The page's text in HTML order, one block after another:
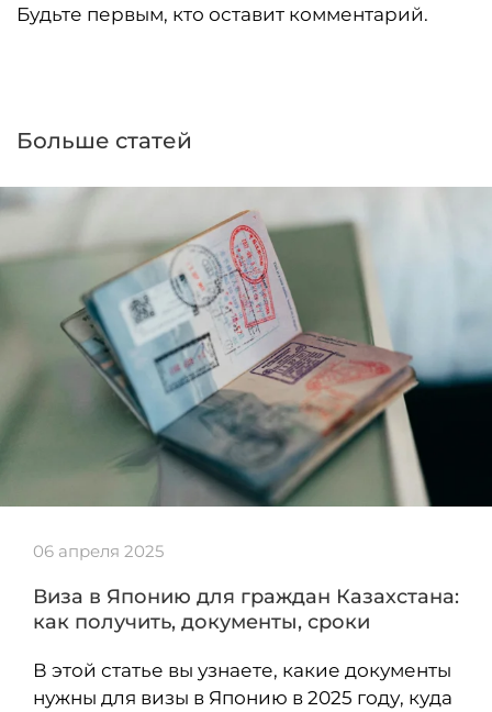
Будьте первым, кто оставит комментарий.
Больше статей
06 апреля 2025
Виза в Японию для граждан Казахстана:
как получить, документы, сроки
В этой статье вы узнаете, какие документы
нужны для визы в Японию в 2025 году, куда